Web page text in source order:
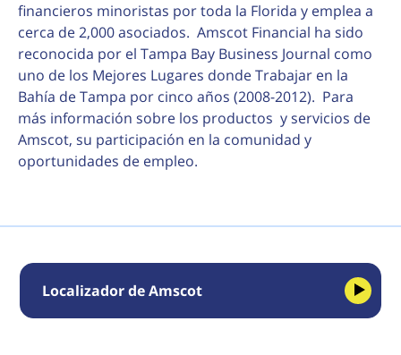
financieros minoristas por toda la Florida y emplea a
cerca de 2,000 asociados. Amscot Financial ha sido
reconocida por el Tampa Bay Business Journal como
uno de los Mejores Lugares donde Trabajar en la
Bahía de Tampa por cinco años (2008-2012). Para
más información sobre los productos y servicios de
Amscot, su participación en la comunidad y
oportunidades de empleo.
Localizador de Amscot